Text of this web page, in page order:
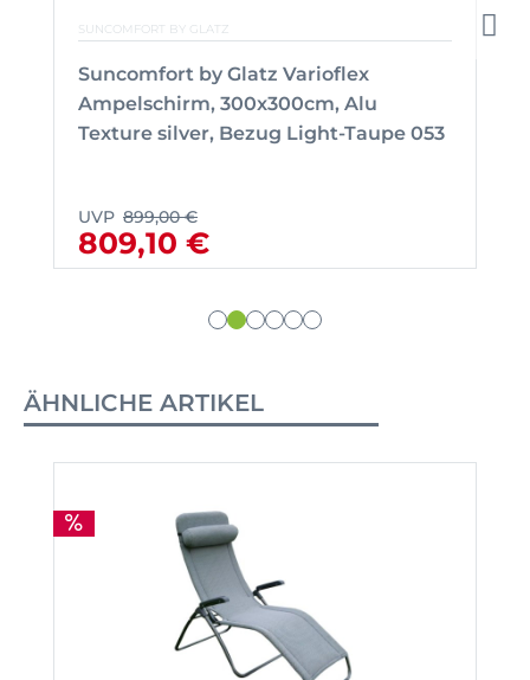
SUNCOMFORT BY GLATZ
Suncomfort by Glatz Varioflex
Ampelschirm, 300x300cm, Alu
Texture silver, Bezug Light-Taupe 053
UVP 899,00 €
809,10 €
ÄHNLICHE ARTIKEL